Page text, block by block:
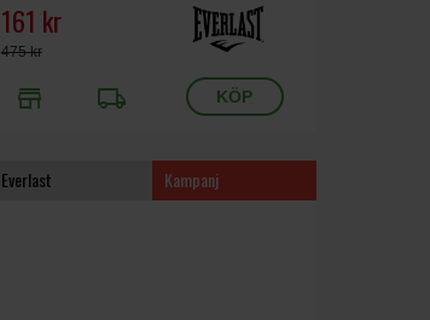
161 kr
475 kr
store local_shipping
Everlast Kampanj